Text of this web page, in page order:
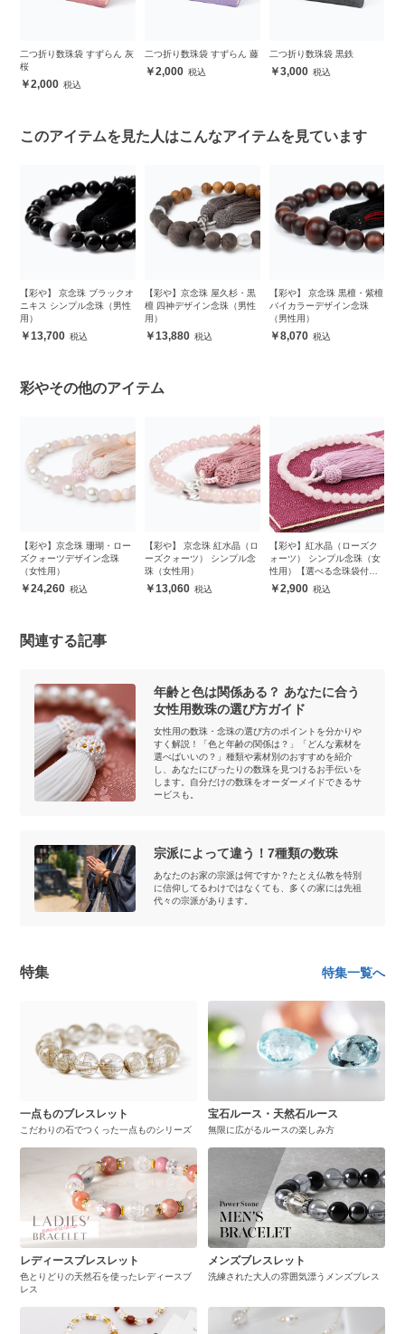
二つ折り数珠袋 すずらん 灰
桜
2,000
二つ折り数珠袋 すずらん 藤
2,000
二つ折り数珠袋 黒鉄
3,000
このアイテムを見た人はこんなアイテムを見ています
【彩や】 京念珠 ブラックオ
ニキス シンプル念珠（男性
用）
13,700
【彩や】京念珠 屋久杉・黒
檀 四神デザイン念珠（男性
用）
13,880
【彩や】 京念珠 黒檀・紫檀
バイカラーデザイン念珠
（男性用）
8,070
彩やその他のアイテム
【彩や】京念珠 珊瑚・ロー
ズクォーツデザイン念珠
（女性用）
24,260
【彩や】 京念珠 紅水晶（ロ
ーズクォーツ） シンプル念
珠（女性用）
13,060
【彩や】紅水晶（ローズク
ォーツ） シンプル念珠（女
性用）【選べる念珠袋付
き】2,900
関連する記事
年齢と色は関係ある？ あなたに合う
女性用数珠の選び方ガイド
女性用の数珠・念珠の選び方のポイントを分かりや
すく解説！「色と年齢の関係は？」「どんな素材を
選べばいいの？」種類や素材別のおすすめを紹介
し、あなたにぴったりの数珠を見つけるお手伝いを
します。自分だけの数珠をオーダーメイドできるサ
ービスも。
宗派によって違う！7種類の数珠
あなたのお家の宗派は何ですか？たとえ仏教を特別
に信仰してるわけではなくても、多くの家には先祖
代々の宗派があります。
特集 特集一覧へ
一点ものブレスレット
こだわりの石でつくった一点ものシリーズ
宝石ルース・天然石ルース
無限に広がるルースの楽しみ方
レディースブレスレット
色とりどりの天然石を使ったレディースブ
レス
メンズブレスレット
洗練された大人の雰囲気漂うメンズブレス